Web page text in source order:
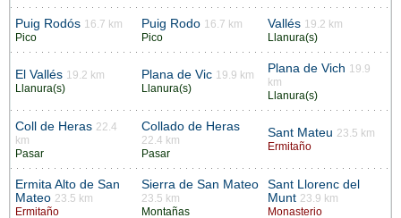
Puig Rodós 16.7 km
Pico
Puig Rodo 16.7 km
Pico
Vallés 19.2 km
Llanura(s)
El Vallés 19.2 km
Llanura(s)
Plana de Vic 19.9 km
Llanura(s)
Plana de Vich 19.9
km
Llanura(s)
Coll de Heras 22.4
km
Pasar
Collado de Heras
22.4 km
Pasar
Sant Mateu 23.5 km
Ermitaño
Ermita Alto de San
Mateo 23.5 km
Ermitaño
Sierra de San Mateo
23.5 km
Montañas
Sant Llorenc del
Munt 23.9 km
Monasterio